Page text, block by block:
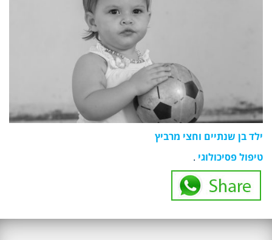
ילד בן שנתיים וחצי מרביץ
טיפול פסיכולוגי .